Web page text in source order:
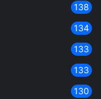
138
134
133
133
130